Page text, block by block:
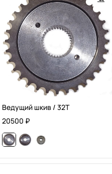
Ведущий шкив / 32T
20500 ₽